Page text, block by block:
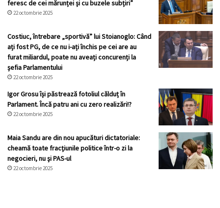
feresc de cei mărunței și cu buzele subțiri”
22 octombrie 2025
Costiuc, întrebare „sportivă” lui Stoianoglo: Când
ați fost PG, de ce nu i-ați închis pe cei are au
furat miliardul, poate nu aveați concurenți la
șefia Parlamentului
22 octombrie 2025
Igor Grosu își păstrează fotoliul călduț în
Parlament. Încă patru ani cu zero realizări!?
22 octombrie 2025
Maia Sandu are din nou apucături dictatoriale:
cheamă toate fracţiunile politice într-o zi la
negocieri, nu şi PAS-ul
22 octombrie 2025